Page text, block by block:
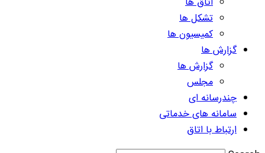
تشکل ها
کمیسیون ها
گزارش ها
گزارش ها
مجلس
چندرسانه ای
سامانه های خدماتی
ارتباط با اتاق